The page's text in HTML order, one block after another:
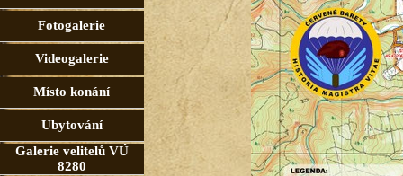
Fotogalerie
Videogalerie
Místo konání
Ubytování
Galerie velitelů VÚ
8280